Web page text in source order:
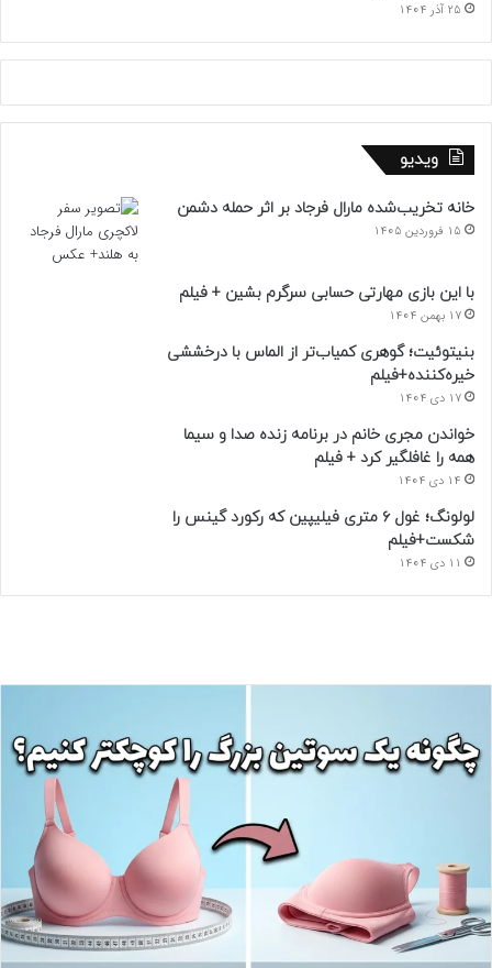
25 آذر 1404
ویدیو
خانه تخریب‌شده مارال فرجاد بر اثر حمله دشمن
15 فروردین 1405
با این بازی مهارتی حسابی سرگرم بشین + فیلم
17 بهمن 1404
بنیتوئیت؛ گوهری کمیاب‌تر از الماس با درخششی
خیره‌کننده+فیلم
17 دی 1404
خواندن مجری خانم در برنامه زنده صدا و سیما
همه را غافلگیر کرد + فیلم
14 دی 1404
لولونگ؛ غول ۶ متری فیلیپین که رکورد گینس را
شکست+فیلم
11 دی 1404